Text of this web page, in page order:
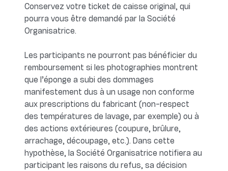
Conservez votre ticket de caisse original, qui
pourra vous être demandé par la Société
Organisatrice.
Les participants ne pourront pas bénéficier du
remboursement si les photographies montrent
que l’éponge a subi des dommages
manifestement dus à un usage non conforme
aux prescriptions du fabricant (non-respect
des températures de lavage, par exemple) ou à
des actions extérieures (coupure, brûlure,
arrachage, découpage, etc.). Dans cette
hypothèse, la Société Organisatrice notifiera au
participant les raisons du refus, sa décision